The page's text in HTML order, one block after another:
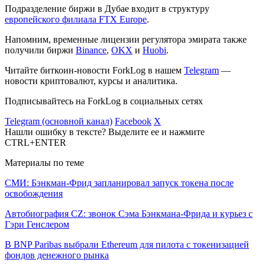
Подразделение биржи в Дубае входит в структуру
европейского филиала FTX Europe.
Напомним, временные лицензии регулятора эмирата также
получили биржи Binance, OKX и Huobi.
Читайте биткоин-новости ForkLog в нашем Telegram —
новости криптовалют, курсы и аналитика.
Подписывайтесь на ForkLog в социальных сетях
Telegram (основной канал) Facebook X
Нашли ошибку в тексте? Выделите ее и нажмите
CTRL+ENTER
Материалы по теме
СМИ: Бэнкман-Фрид запланировал запуск токена после
освобождения
Автобиография CZ: звонок Сэма Бэнкмана-Фрида и курьез с
Гэри Генслером
В BNP Paribas выбрали Ethereum для пилота с токенизацией
фондов денежного рынка